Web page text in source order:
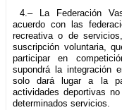
4.– La Federación
acuerdo con las
recreativa o de
suscripción voluntaria,
participar en
supondrá la integración
solo dará lugar a la
actividades deportivas
determinados servicios.